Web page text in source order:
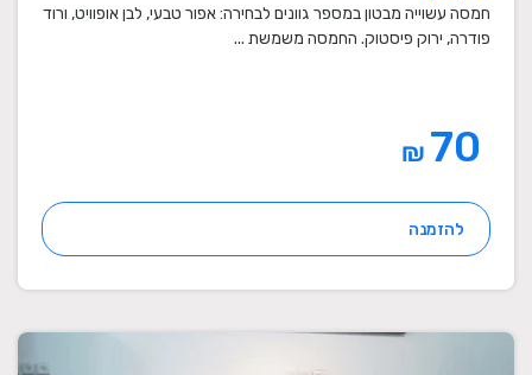
חמסה עשוייה מבטון במספר גוונים לבחירה: אפור טבעי, לבן אופוויט, ורוד
פודרה, ירוק פיסטוק. החמסה משמשת ...
₪
להזמנה